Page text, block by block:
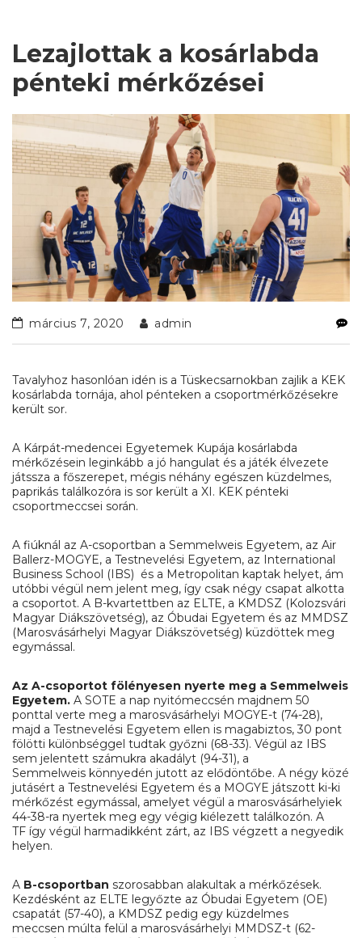
Lezajlottak a kosárlabda
pénteki mérkőzései
március 7, 2020 admin
Tavalyhoz hasonlóan idén is a Tüskecsarnokban zajlik a KEK
kosárlabda tornája, ahol pénteken a csoportmérkőzésekre
került sor.
A Kárpát-medencei Egyetemek Kupája kosárlabda
mérkőzésein leginkább a jó hangulat és a játék élvezete
játssza a főszerepet, mégis néhány egészen küzdelmes,
paprikás találkozóra is sor került a XI. KEK pénteki
csoportmeccsei során.
A fiúknál az A-csoportban a Semmelweis Egyetem, az Air
Ballerz-MOGYE, a Testnevelési Egyetem, az International
Business School (IBS) és a Metropolitan kaptak helyet, ám
utóbbi végül nem jelent meg, így csak négy csapat alkotta
a csoportot. A B-kvartettben az ELTE, a KMDSZ (Kolozsvári
Magyar Diákszövetség), az Óbudai Egyetem és az MMDSZ
(Marosvásárhelyi Magyar Diákszövetség) küzdöttek meg
egymással.
Az A-csoportot fölényesen nyerte meg a Semmelweis
Egyetem. A SOTE a nap nyitómeccsén majdnem 50
ponttal verte meg a marosvásárhelyi MOGYE-t (74-28),
majd a Testnevelési Egyetem ellen is magabiztos, 30 pont
fölötti különbséggel tudtak győzni (68-33). Végül az IBS
sem jelentett számukra akadályt (94-31), a
Semmelweis könnyedén jutott az elődöntőbe. A négy közé
jutásért a Testnevelési Egyetem és a MOGYE játszott ki-ki
mérkőzést egymással, amelyet végül a marosvásárhelyiek
44-38-ra nyertek meg egy végig kiélezett találkozón. A
TF így végül harmadikként zárt, az IBS végzett a negyedik
helyen.
A B-csoportban szorosabban alakultak a mérkőzések.
Kezdésként az ELTE legyőzte az Óbudai Egyetem (OE)
csapatát (57-40), a KMDSZ pedig egy küzdelmes
meccsen múlta felül a marosvásárhelyi MMDSZ-t (62-